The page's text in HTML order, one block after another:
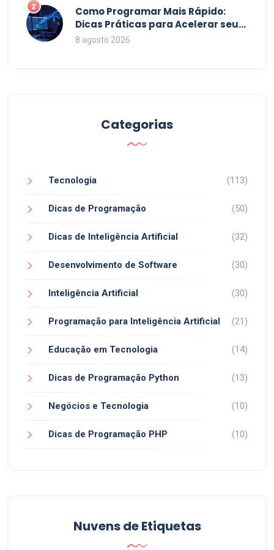
2
Como Programar Mais Rápido:
Dicas Práticas para Acelerar seu
Código em 2026
8 agosto 2026
Categorias
Tecnologia (113)
Dicas de Programação (50)
Dicas de Inteligência Artificial (32)
Desenvolvimento de Software (30)
Inteligência Artificial (30)
Programação para Inteligência Artificial (21)
Educação em Tecnologia (14)
Dicas de Programação Python (13)
Negócios e Tecnologia (10)
Dicas de Programação PHP (10)
Nuvens de Etiquetas